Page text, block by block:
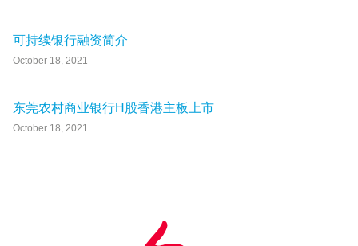
可持续银行融资简介
October 18, 2021
东莞农村商业银行H股香港主板上市
October 18, 2021